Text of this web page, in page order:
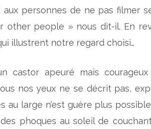
personnes de ne pas filmer
other people » nous dit-il. En
illustrent notre regard choisi…
castor apeuré mais
nos yeux ne se décrit pas,
au large n’est guère plus
phoques au soleil de